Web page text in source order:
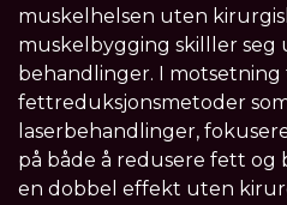
muskelhelsen uten
muskelbygging skilller seg
behandlinger. I motsetning
fettreduksjonsmetoder
laserbehandlinger,
på både å redusere fett
en dobbel effekt uten